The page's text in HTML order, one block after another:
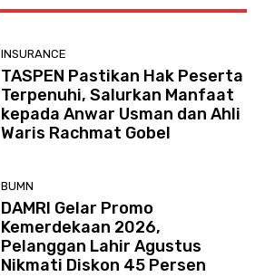
INSURANCE
TASPEN Pastikan Hak Peserta
Terpenuhi, Salurkan Manfaat
kepada Anwar Usman dan Ahli
Waris Rachmat Gobel
BUMN
DAMRI Gelar Promo
Kemerdekaan 2026,
Pelanggan Lahir Agustus
Nikmati Diskon 45 Persen